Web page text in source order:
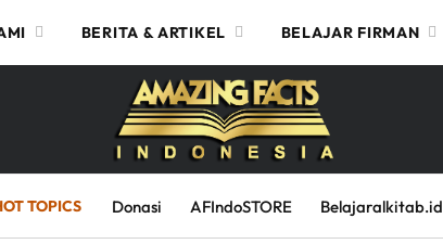
BERITA & ARTIKEL BELAJAR FIRMAN
TOPICS Donasi AFIndoSTORE Belajaralkitab.id